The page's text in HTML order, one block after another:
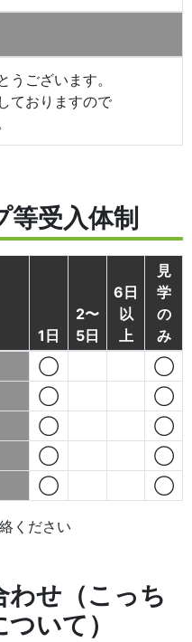
ございます。
ておりますので
受入体制
1日
2〜
5日
6日
以
上
見
学
の
み
◯
◯
◯
◯
◯
◯
◯
◯
◯ ◯
ください
わせ（こっち
いて）